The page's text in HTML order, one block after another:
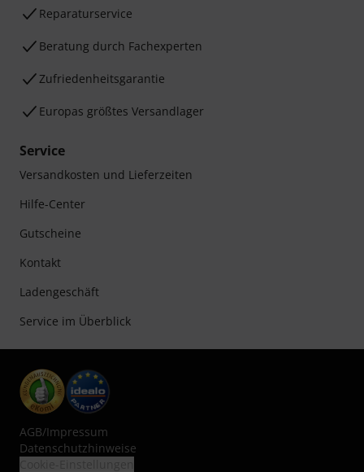
Reparaturservice
Beratung durch Fachexperten
Zufriedenheitsgarantie
Europas größtes Versandlager
Service
Versandkosten und Lieferzeiten
Hilfe-Center
Gutscheine
Kontakt
Ladengeschäft
Service im Überblick
AGB/Impressum
Datenschutzhinweise